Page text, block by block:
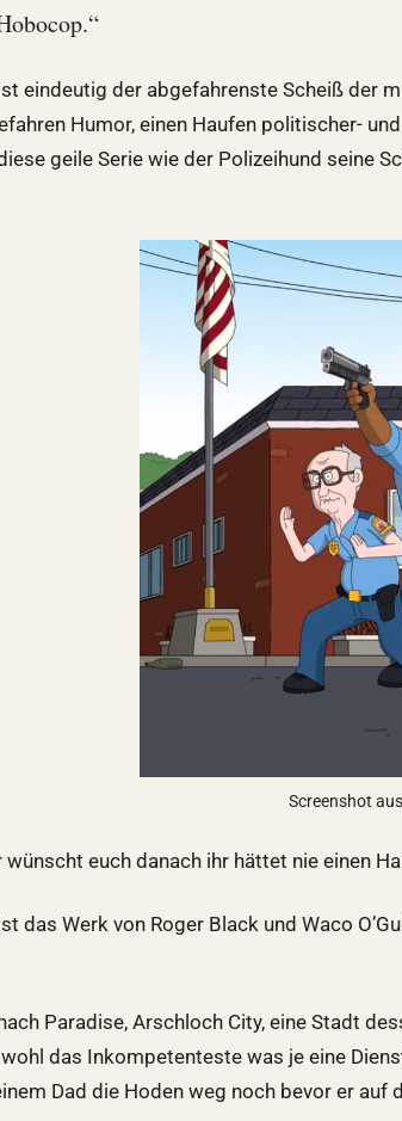
eindeutig der abgefahrenste Scheiß der
Humor, einen Haufen politischer-
geile Serie wie der Polizeihund seine
Screenshot
wünscht euch danach ihr hättet nie einen
das Werk von Roger Black und Waco
Paradise, Arschloch City, eine Stadt
das Inkompetenteste was je eine
Dad die Hoden weg noch bevor er